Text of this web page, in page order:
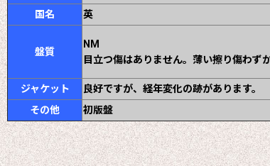
国名
英
盤質
NM
目立つ傷はありません。薄い擦り傷わず
ジャケット
良好ですが、経年変化の跡があります。
その他
初版盤